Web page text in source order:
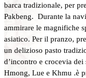
barca tradizionale, per
Pakbeng. Durante la
ammirare le magnifiche
asiatico. Per il pranzo,
un delizioso pasto
d’incontro e crocevia
Hmong, Lue e Khmu .è